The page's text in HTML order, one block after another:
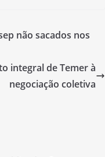
não sacados nos
integral de Temer à
negociação coletiva